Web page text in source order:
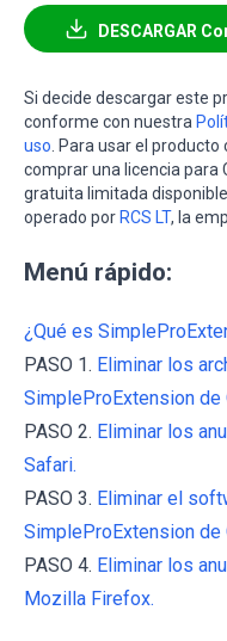
DESCARGAR
Si decide descargar este
conforme con nuestra
uso . Para usar el
comprar una licencia para
gratuita limitada
operado por RCS LT, la
Menú rápido:
¿Qué es
PASO 1. Eliminar los
SimpleProExtension de
PASO 2. Eliminar los
Safari.
PASO 3. Eliminar el
SimpleProExtension de
PASO 4. Eliminar los
Mozilla Firefox.